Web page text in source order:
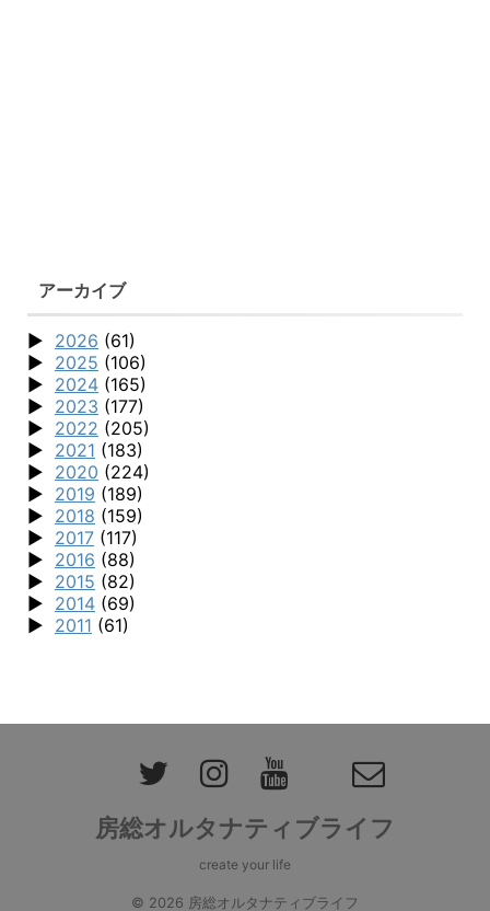
アーカイブ
2026 (61)
2025 (106)
2024 (165)
2023 (177)
2022 (205)
2021 (183)
2020 (224)
2019 (189)
2018 (159)
2017 (117)
2016 (88)
2015 (82)
2014 (69)
2011 (61)
房総オルタナティブライフ
create your life
© 2026 房総オルタナティブライフ